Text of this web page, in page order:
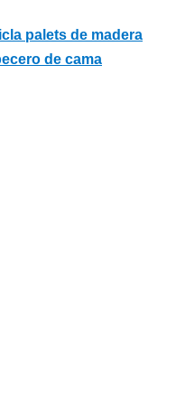
palets de madera
de cama